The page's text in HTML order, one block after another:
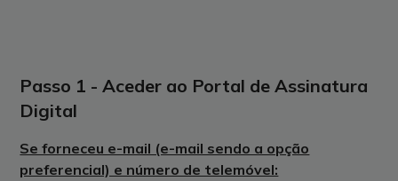
Passo 1 - Aceder ao Portal de Assinatura
Digital
Se forneceu e-mail (e-mail sendo a opção
preferencial) e número de telemóvel: